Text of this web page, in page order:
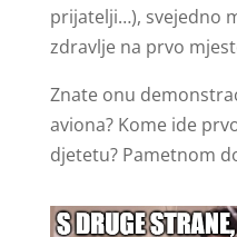
prijatelji…), svejedno
zdravlje na prvo
Znate onu
aviona? Kome ide
djetetu? Pametnom